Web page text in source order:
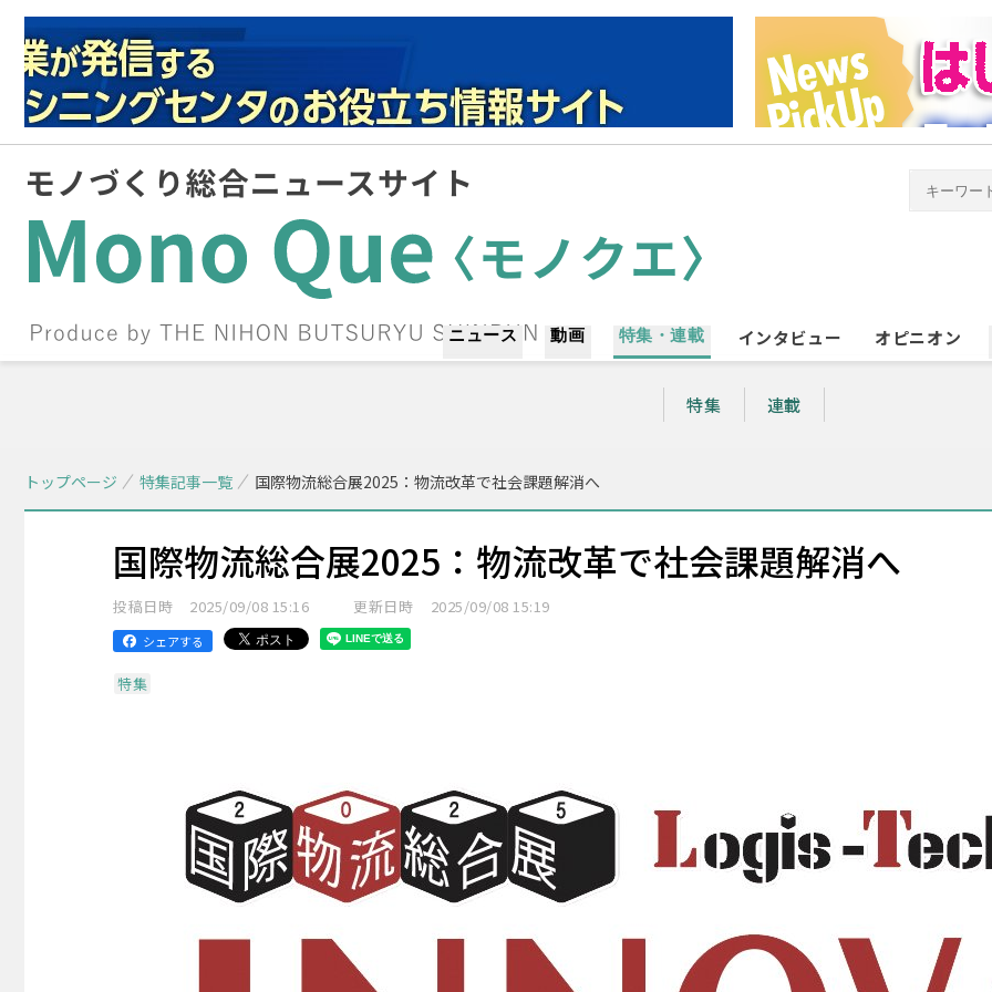
ニュース 動画 特集・連載 インタビュー オピニオン
特集 連載
トップページ 特集記事一覧 国際物流総合展2025：物流改革で社会課題解消へ
国際物流総合展2025：物流改革で社会課題解消へ
投稿日時 2025/09/08 15:16 更新日時 2025/09/08 15:19
シェアする
特集